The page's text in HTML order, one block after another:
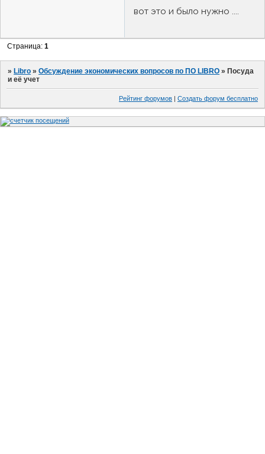
вот это и было нужно ....
Страница:1
» Libro »Обсуждение экономических вопросов по ПО LIBRO » Посуда
и её учет
Рейтинг форумов | Создать форум бесплатно